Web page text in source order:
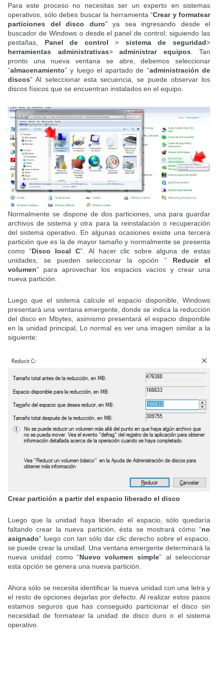
Para este proceso no necesitas ser un experto en sistemas
operativos, sólo debes buscar la herramienta “Crear y formatear
particiones del disco duro" ya sea ingresando desde el
buscador de Windows o desde el panel de control; siguiendo las
pestañas, Panel de control > sistema de seguridad>
herramientas administrativas> administrar equipos . Tan
pronto una nueva ventana se abre, debemos seleccionar
“almacenamiento” y luego el apartado de “administración de
discos” Al seleccionar esta secuencia, se puede observar los
discos físicos que se encuentran instalados en el equipo.
Normalmente se dispone de dos particiones, una para guardar
archivos de sistema y otra para la reinstalación o recuperación
del sistema operativo. En algunas ocasiones existe una tercera
partición que es la de mayor tamaño y normalmente se presenta
como “Disco local C”. Al hacer clic sobre alguna de estas
unidades, se pueden seleccionar la opción “ Reducir el
volumen” para aprovechar los espacios vacíos y crear una
nueva partición.
Luego que el sistema calcule el espacio disponible, Windows
presentará una ventana emergente, donde se indica la reducción
del disco en Mbytes, asimismo presentará el espacio disponible
en la unidad principal, Lo normal es ver una imagen similar a la
siguiente:
Crear partición a partir del espacio liberado el disco
Luego que la unidad haya liberado el espacio, sólo quedaría
faltando crear la nueva partición, ésta se mostrará cómo “no
asignado” luego con tan sólo dar clic derecho sobre el espacio,
se puede crear la unidad. Una ventana emergente determinará la
nueva unidad como “Nuevo volumen simple” al seleccionar
esta opción se genera una nueva partición.
Ahora sólo se necesita identificar la nueva unidad con una letra y
el resto de opciones dejarlas por defecto. Al realizar estos pasos
estamos seguros que has conseguido particionar el disco sin
necesidad de formatear la unidad de disco duro o el sistema
operativo.